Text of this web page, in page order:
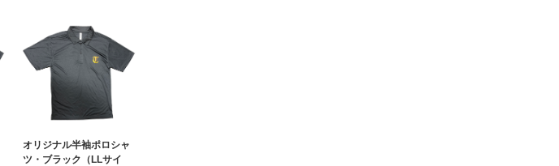
オリジナル半袖ポロシャ
ツ・ブラック（LLサイ